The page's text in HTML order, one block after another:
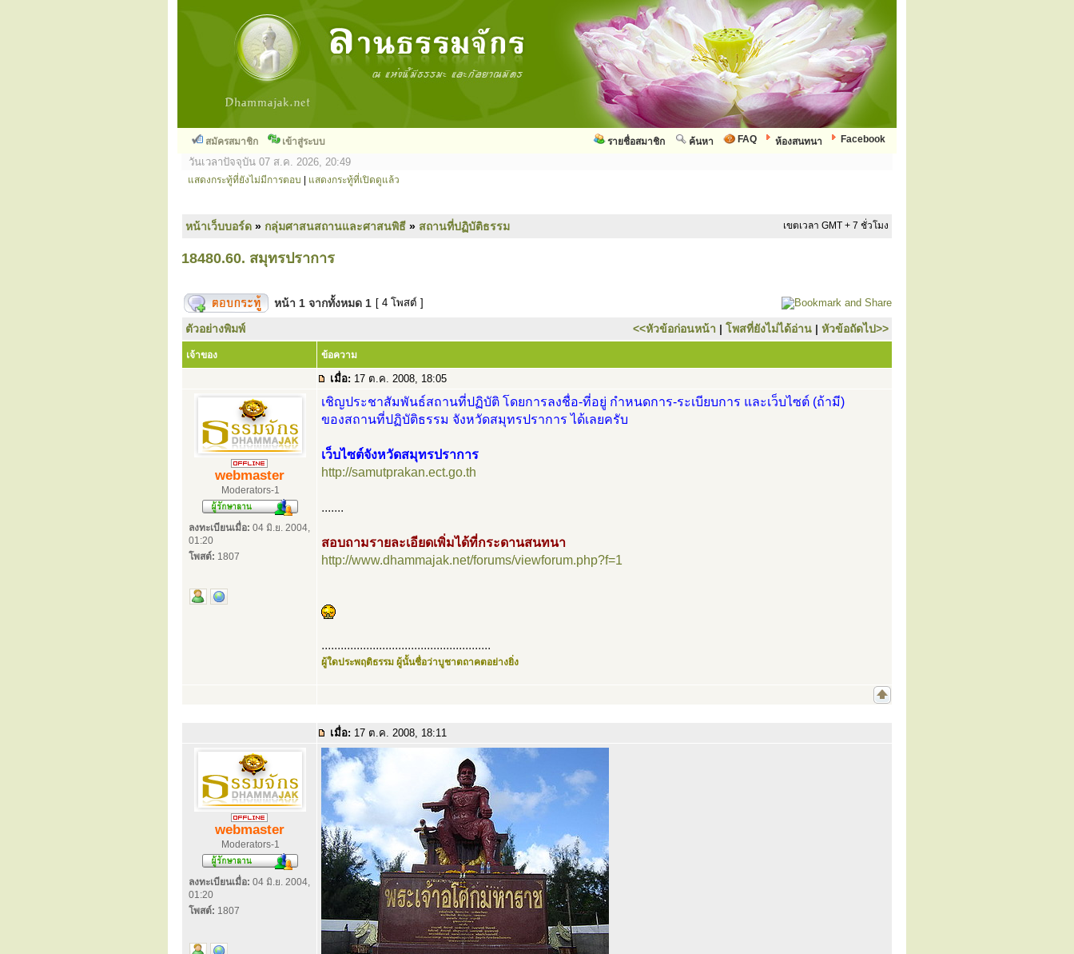
สมัครสมาชิก เข้าสู่ระบบ Facebook
ห้องสนทนา
FAQ
ค้นหา
รายชื่อสมาชิก
วันเวลาปัจจุบัน 07 ส.ค. 2026, 20:49
แสดงกระทู้ที่ยังไม่มีการตอบ แสดงกระทู้ที่เปิดดูแล้ว
หน้าเว็บบอร์ด » กลุ่มศาสนสถานและศาสนพิธี » สถานที่ปฏิบัติธรรม เขตเวลา GMT + 7 ชั่วโมง
18480.60. สมุทรปราการ
หน้า 1 จากทั้งหมด 1 [ 4 โพสต์ ]
ตัวอย่างพิมพ์ <<หัวข้อก่อนหน้า | โพสที่ยังไม่ได้อ่าน | หัวข้อถัดไป>>
เจ้าของ ข้อความ
เมื่อ: 17 ต.ค. 2008, 18:05
webmaster
Moderators-1
ลงทะเบียนเมื่อ: 04 มิ.ย. 2004,
01:20
โพสต์: 1807
เชิญประชาสัมพันธ์สถานที่ปฏิบัติ โดยการลงชื่อ-ที่อยู่ กำหนดการ-ระเบียบการ และเว็บไซต์ (ถ้ามี)
ของสถานที่ปฏิบัติธรรม จังหวัดสมุทรปราการ ได้เลยครับ
เว็บไซต์จังหวัดสมุทรปราการ
http://samutprakan.ect.go.th
.......
สอบถามรายละเอียดเพิ่มได้ที่กระดานสนทนา
http://www.dhammajak.net/forums/viewforum.php?f=1
.....................................................
ผู้ใดประพฤติธรรม ผู้นั้นชื่อว่าบูชาตถาคตอย่างยิ่ง
เมื่อ: 17 ต.ค. 2008, 18:11
webmaster
Moderators-1
ลงทะเบียนเมื่อ: 04 มิ.ย. 2004,
01:20
โพสต์: 1807